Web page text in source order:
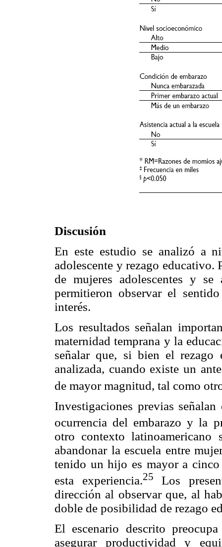
Discusión
En este estudio se analizó a
adolescente y rezago educativo.
de mujeres adolescentes y se
permitieron observar el
interés.
Los resultados señalan
maternidad temprana y la
señalar que, si bien el rezago
analizada, cuando existe un
de mayor magnitud, tal como
Investigaciones previas
ocurrencia del embarazo y la
otro contexto
abandonar la escuela entre
tenido un hijo es mayor a
esta experiencia.25
Los
dirección al observar que, al
doble de posibilidad de rezago
El escenario descrito
asegurar productividad y